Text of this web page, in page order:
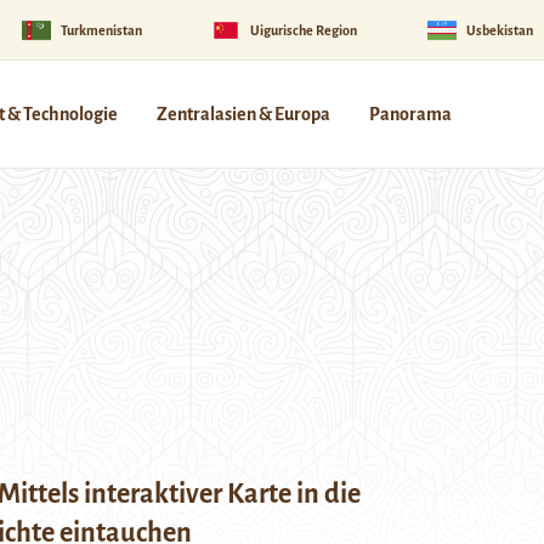
Turkmenistan Uigurische Region Usbekistan
& Technologie Zentralasien & Europa Panorama
interaktiver Karte in die
eintauchen